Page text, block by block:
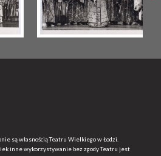
są własnością Teatru Wielkiego w Łodzi.
inne wykorzystywanie bez zgody Teatru jest